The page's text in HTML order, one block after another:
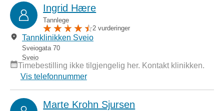
Ingrid Hære
Tannlege
2 vurderinger
Tannklinikken Sveio
Sveiogata 70
Sveio
Timebestilling ikke tilgjengelig her. Kontakt klinikken.
Vis telefonnummer
Marte Krohn Sjursen